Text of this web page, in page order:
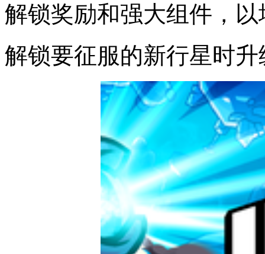
解锁奖励和强大组件，
解锁要征服的新行星时